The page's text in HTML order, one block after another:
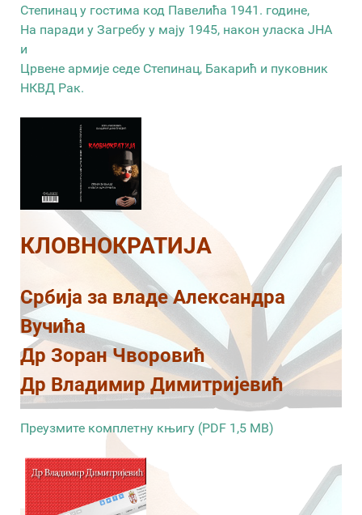
Степинац у гостима код Павелића 1941. године,
На паради у Загребу у мају 1945, након уласка ЈНА
и
Црвене армије седе Степинац, Бакарић и пуковник
НКВД Рак.
КЛОВНОКРАТИЈА
Србија за владе Александра
Вучића
Др Зоран Чворовић
Др Владимир Димитријевић
Преузмите комплетну књигу (PDF 1,5 MB)